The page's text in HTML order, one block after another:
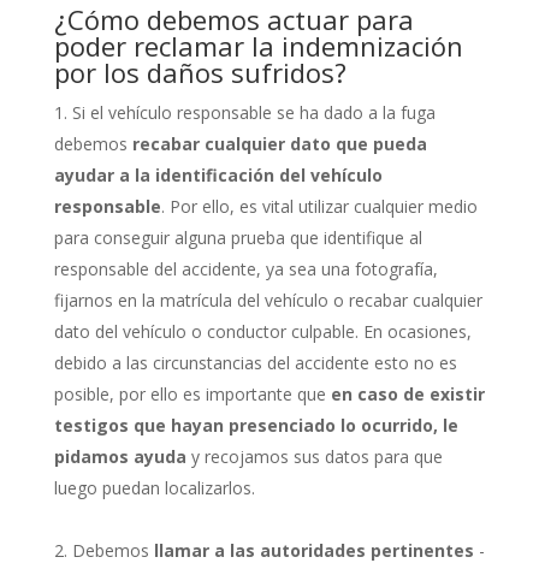
¿Cómo debemos actuar para
poder reclamar la indemnización
por los daños sufridos?
Si el vehículo responsable se ha dado a la fuga
debemos recabar cualquier dato que pueda
ayudar a la identificación del vehículo
responsable. Por ello, es vital utilizar cualquier medio
para conseguir alguna prueba que identifique al
responsable del accidente, ya sea una fotografía,
fijarnos en la matrícula del vehículo o recabar cualquier
dato del vehículo o conductor culpable. En ocasiones,
debido a las circunstancias del accidente esto no es
posible, por ello es importante que en caso de existir
testigos que hayan presenciado lo ocurrido, le
pidamos ayuda y recojamos sus datos para que
luego puedan localizarlos.
Debemos llamar a las autoridades pertinentes -